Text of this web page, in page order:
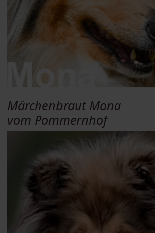
Märchenbraut Mona
vom Pommernhof